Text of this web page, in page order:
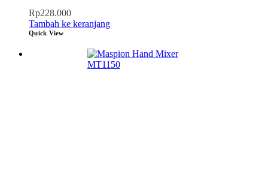
Rp228.000
Tambah ke keranjang
Quick View